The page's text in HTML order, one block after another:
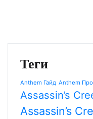
Теги
Anthem Гайд Anthem
Assassin’s
Assassin’s